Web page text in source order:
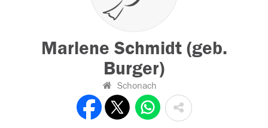
Marlene Schmidt (geb.
Burger)
Schonach